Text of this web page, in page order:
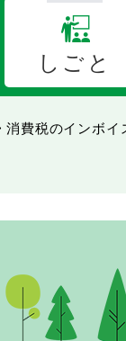
しごと
消費税のインボイ